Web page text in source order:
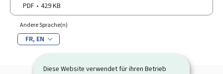
Diese Website verwendet für ihren Betrieb
PDF
429 KB
Andere Sprache(n)
FR EN